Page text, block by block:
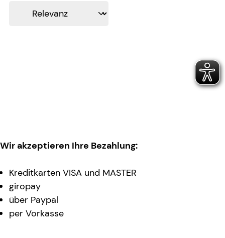
Wir akzeptieren Ihre Bezahlung:
Kreditkarten VISA und MASTER
giropay
über Paypal
per Vorkasse